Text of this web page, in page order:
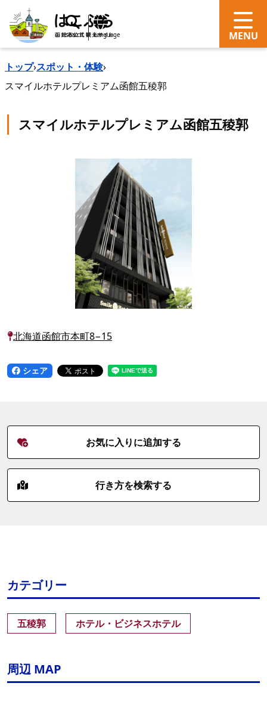
search Language
トップ›スポット・体験›
スマイルホテルプレミアム函館五稜郭
スマイルホテルプレミアム函館五稜郭
北海道函館市本町8−15
シェア
お気に入りに追加する
行き方を検索する
カテゴリー
五稜郭 ホテル・ビジネスホテル
周辺 MAP